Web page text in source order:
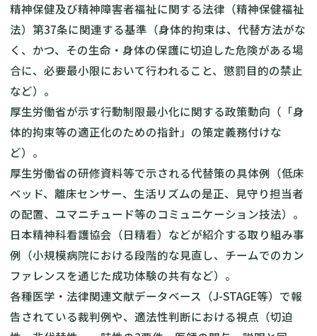
精神保健及び精神障害者福祉に関する法律（精神保健福祉
法）第37条に関連する基準（身体的拘束は、代替方法がな
く、かつ、その生命・身体の保護に切迫した危険がある場
合に、必要最小限において行われること、懲罰目的の禁止
など）。
厚生労働省が示す行動制限最小化に関する政策動向（「身
体的拘束等の適正化のための指針」の策定義務付けな
ど）。
厚生労働省の研修資料等で示される代替策の具体例（低床
ベッド、離床センサー、生活リズムの是正、見守り担当者
の配置、ユマニチュード等のコミュニケーション技法）。
日本精神科看護協会（日精看）などが紹介する取り組み事
例（小規模病院における段階的な見直し、チームでのカン
ファレンスを通じた成功体験の共有など）。
各種医学・法律関連文献データベース（J-STAGE等）で報
告されている裁判例や、適法性判断における視点（切迫